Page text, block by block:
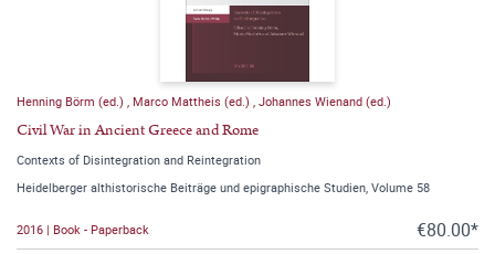
Henning Börm (ed.) Marco Mattheis (ed.) Johannes Wienand (ed.)
Civil War in Ancient Greece and Rome
Contexts of Disintegration and Reintegration
Heidelberger althistorische Beiträge und epigraphische Studien, Volume 58
2016 | Book - Paperback €80.00*